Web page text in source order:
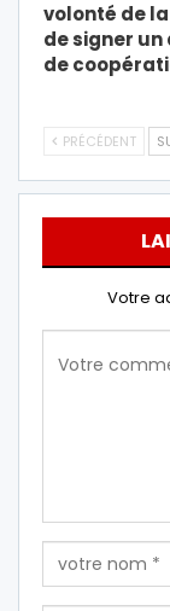
volonté de
de signer
de
PRÉCÉDENT
Votre